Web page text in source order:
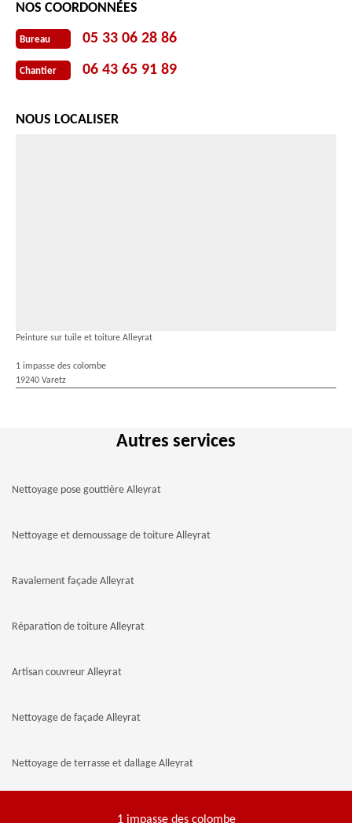
NOS COORDONNÉES
Bureau 05 33 06 28 86
Chantier 06 43 65 91 89
NOUS LOCALISER
Peinture sur tuile et toiture Alleyrat
1 impasse des colombe
19240 Varetz
Autres services
Nettoyage pose gouttière Alleyrat
Nettoyage et demoussage de toiture Alleyrat
Ravalement façade Alleyrat
Réparation de toiture Alleyrat
Artisan couvreur Alleyrat
Nettoyage de façade Alleyrat
Nettoyage de terrasse et dallage Alleyrat
1 impasse des colombe